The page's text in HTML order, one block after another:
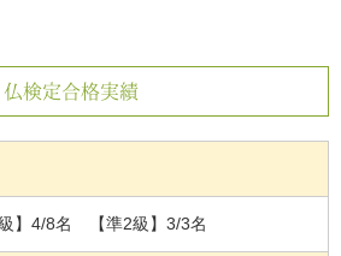
仏検定合格実績
】4/8名 【準2級】3/3名